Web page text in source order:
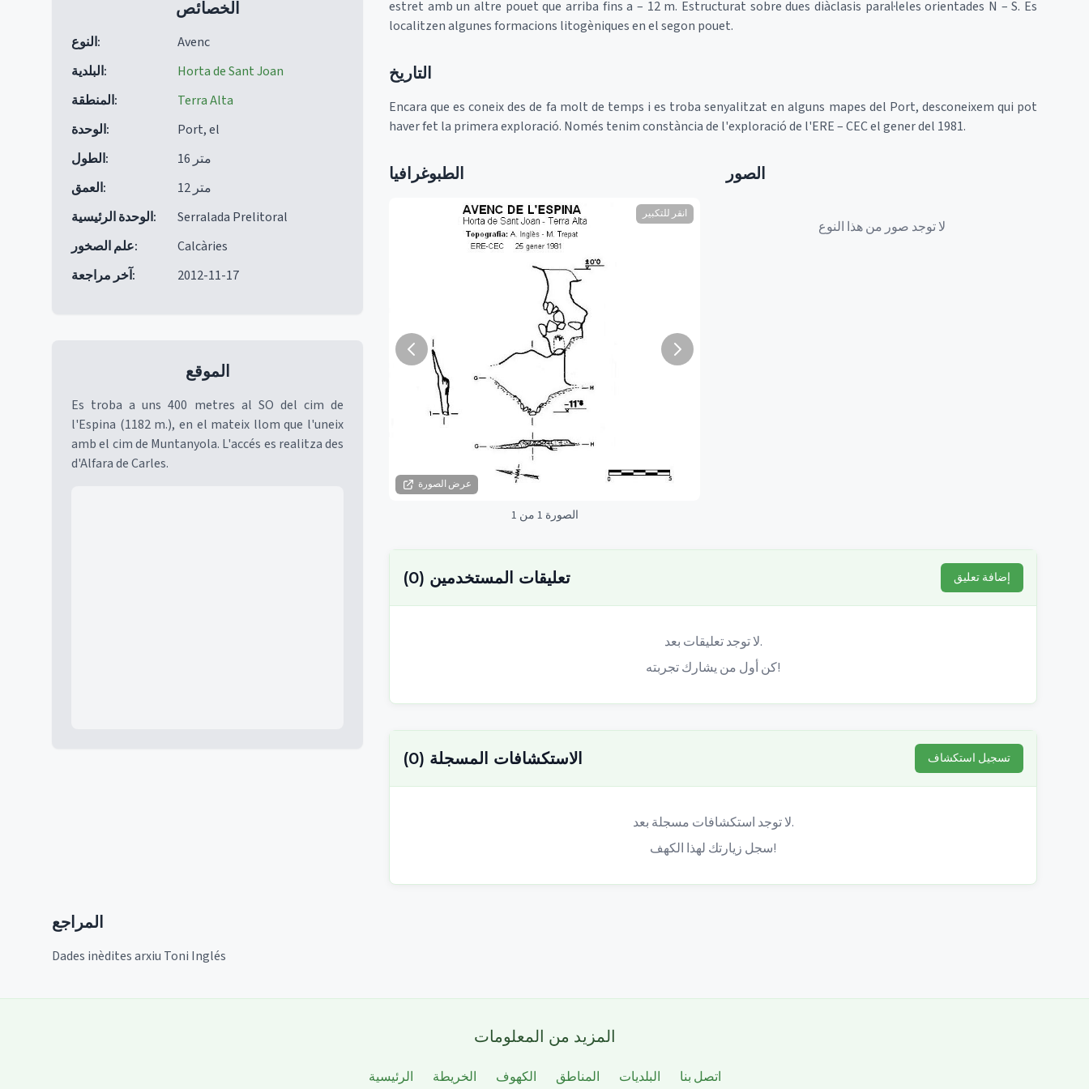
الخصائص
النوع:
Avenc
البلدية:
Horta de Sant Joan
المنطقة:
Terra Alta
الوحدة:
Port, el
الطول:
16 متر
العمق:
12 متر
الوحدة الرئيسية:
Serralada Prelitoral
علم الصخور:
Calcàries
آخر مراجعة: 2012-11-17
الموقع
Es troba a uns 400 metres al SO del cim de
l'Espina (1182 m.), en el mateix llom que l'uneix
amb el cim de Muntanyola. L'accés es realitza des
d'Alfara de Carles.
estret amb un altre pouet que arriba fins a – 12 m. Estructurat sobre dues diàclasis paral·leles orientades N – S. Es
localitzen algunes formacions litogèniques en el segon pouet.
التاريخ
Encara que es coneix des de fa molt de temps i es troba senyalitzat en alguns mapes del Port, desconeixem qui pot
haver fet la primera exploració. Només tenim constància de l'exploració de l'ERE – CEC el gener del 1981.
الطبوغرافيا
عرض الصورة
انقر للتكبير
الصورة 1 من 1
الصور
لا توجد صور من هذا النوع
تعليقات المستخدمين (
0
) إضافة تعليق
لا توجد تعليقات بعد.
كن أول من يشارك تجربته!
الاستكشافات المسجلة (
0
) تسجيل استكشاف
لا توجد استكشافات مسجلة بعد.
سجل زيارتك لهذا الكهف!
المراجع
Dades inèdites arxiu Toni Inglés
المزيد من المعلومات
الرئيسية الخريطة الكهوف المناطق البلديات اتصل بنا